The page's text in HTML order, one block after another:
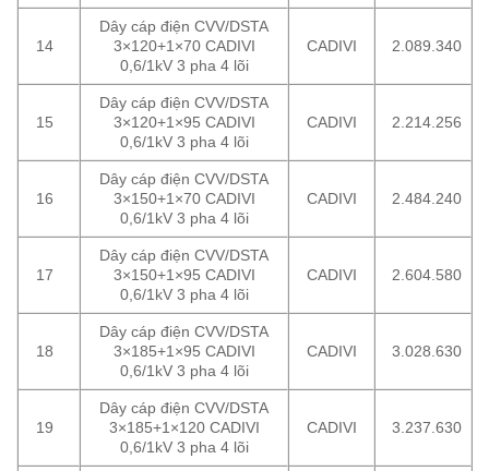
14
Dây cáp điện CVV/DSTA
3×120+1×70 CADIVI
0,6/1kV 3 pha 4 lõi
CADIVI 2.089.340
15
Dây cáp điện CVV/DSTA
3×120+1×95 CADIVI
0,6/1kV 3 pha 4 lõi
CADIVI 2.214.256
16
Dây cáp điện CVV/DSTA
3×150+1×70 CADIVI
0,6/1kV 3 pha 4 lõi
CADIVI 2.484.240
17
Dây cáp điện CVV/DSTA
3×150+1×95 CADIVI
0,6/1kV 3 pha 4 lõi
CADIVI 2.604.580
18
Dây cáp điện CVV/DSTA
3×185+1×95 CADIVI
0,6/1kV 3 pha 4 lõi
CADIVI 3.028.630
19
Dây cáp điện CVV/DSTA
3×185+1×120 CADIVI
0,6/1kV 3 pha 4 lõi
CADIVI 3.237.630